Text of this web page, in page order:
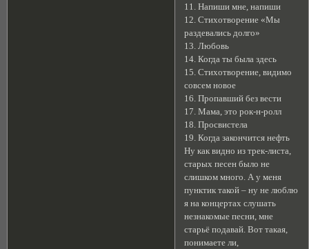
11. Напиши мне, напиши
12. Стихотворение «Мы
раздевались долго»
13. Любовь
14. Когда ты была здесь
15. Стихотворение, видимо
совсем новое
16. Пропавший без вести
17. Мама, это рок-н-ролл
18. Просвистела
19. Когда закончится нефть
Ну как видно из трек-листа,
старых песен было не
слишком много. А у меня
пунктик такой – ну не люблю
я на концертах слушать
незнакомые песни, мне
старьё подавай. Вот такая,
понимаете ли,